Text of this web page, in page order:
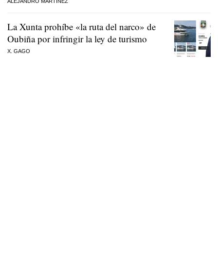
La Xunta prohíbe «la ruta del narco» de
Oubiña por infringir la ley de turismo
X. GAGO